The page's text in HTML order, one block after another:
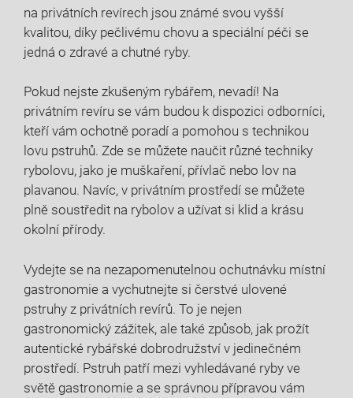
na privátních revírech jsou známé svou vyšší
kvalitou, díky pečlivému chovu a speciální péči se
jedná o zdravé a chutné ryby.
Pokud nejste zkušeným rybářem, nevadí! Na
privátním revíru se vám budou k dispozici odborníci,
kteří vám ochotně poradí a pomohou s technikou
lovu pstruhů. Zde se můžete naučit různé techniky
rybolovu, jako je muškaření, přívlač nebo lov na
plavanou. Navíc, v privátním prostředí se můžete
plně soustředit na rybolov a užívat si klid a krásu
okolní přírody.
Vydejte se na nezapomenutelnou ochutnávku místní
gastronomie a vychutnejte si čerstvé ulovené
pstruhy z privátních revírů. To je nejen
gastronomický zážitek, ale také způsob, jak prožít
autentické rybářské dobrodružství v jedinečném
prostředí. Pstruh patří mezi vyhledávané ryby ve
světě gastronomie a se správnou přípravou vám